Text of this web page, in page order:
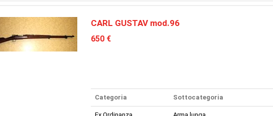
CARL GUSTAV mod.96
650 €
Categoria Sottocategoria